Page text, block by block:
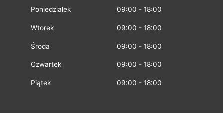
Poniedziałek 09:00 - 18:00
Wtorek 09:00 - 18:00
Środa 09:00 - 18:00
Czwartek 09:00 - 18:00
Piątek 09:00 - 18:00